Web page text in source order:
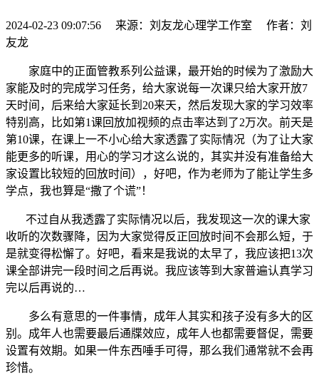
2024-02-23 09:07:56 来源：刘友龙心理学工作室 作者：刘
友龙
家庭中的正面管教系列公益课，最开始的时候为了激励大
家能及时的完成学习任务，给大家说每一次课只给大家开放7
天时间，后来给大家延长到20来天，然后发现大家的学习效率
特别高，比如第1课回放加视频的点击率达到了2万次。前天是
第10课，在课上一不小心给大家透露了实际情况（为了让大家
能更多的听课，用心的学习才这么说的，其实并没有准备给大
家设置比较短的回放时间），好吧，作为老师为了能让学生多
学点，我也算是“撒了个谎”！
不过自从我透露了实际情况以后，我发现这一次的课大家
收听的次数骤降，因为大家觉得反正回放时间不会那么短，于
是就变得松懈了。好吧，看来是我说的太早了，我应该把13次
课全部讲完一段时间之后再说。我应该等到大家普遍认真学习
完以后再说的…
多么有意思的一件事情，成年人其实和孩子没有多大的区
别。成年人也需要最后通牒效应，成年人也都需要督促，需要
设置有效期。如果一件东西唾手可得，那么我们通常就不会再
珍惜。